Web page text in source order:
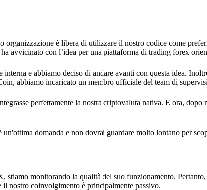
organizzazione è libera di utilizzare il nostro codice come
avvicinato con l’idea per una piattaforma di trading forex
e abbiamo deciso di andare avanti con questa idea.
abbiamo incaricato un membro ufficiale del team di
perfettamente la nostra criptovaluta nativa. E ora,
domanda e non dovrai guardare molto lontano per
stiamo monitorando la qualità del suo funzionamento.
nostro coinvolgimento è principalmente passivo.